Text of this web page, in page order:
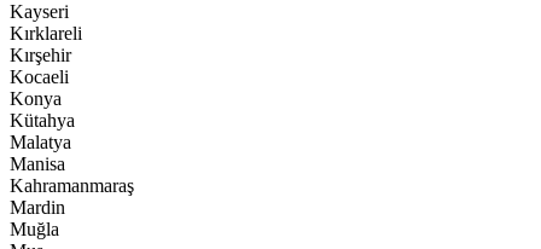
Kayseri
Kırklareli
Kırşehir
Kocaeli
Konya
Kütahya
Malatya
Manisa
Kahramanmaraş
Mardin
Muğla